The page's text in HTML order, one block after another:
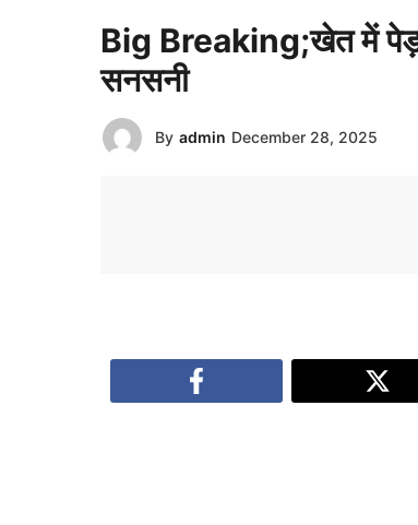
Big Breaking;खेत में पेड़ से
सनसनी
By admin December 28, 2025